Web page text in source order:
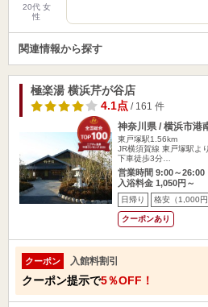
20代 女
性
関連情報から探す
極楽湯 横浜芹が谷店
4.1点/ 161 件
神奈川県 / 横浜市港
東戸塚駅1.56km
JR横須賀線 東戸塚駅よ
下車徒歩3分…
営業時間 9:00～26:00
入浴料金 1,050円～
日帰り 格安（1,000円
クーポンあり
クーポン 入館料割引
クーポン提示で5％OFF！